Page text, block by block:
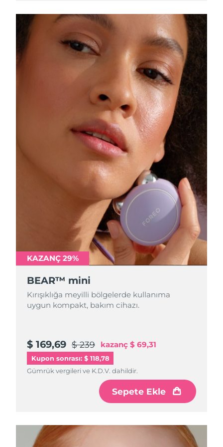
KAZANÇ 29%
BEAR™ mini
Kırışıklığa meyilli bölgelerde kullanıma
uygun kompakt, bakım cihazı.
$ 169,69 $ 239 kazanç $ 69,31
Kupon sonrası: $ 118,78
Gümrük vergileri ve K.D.V. dahildir.
Sepete Ekle
Slovakya Tahmini teslim tarihi8/9/26
Slovenya Tahmini teslim tarihi 8/9/26
Güney Afrika Tahmini teslim tarihi8/17/26
Tahmini teslim tarihi 8/11/26
Tahmini teslim tarihi 8/9/26
Tahmini teslim tarihi 8/9/26
Tahmini teslim tarihi
Tahmini teslim tarihi8/14/26
Tahmini teslim tarihi8/13/26
Tahmini teslim tarihi 8/10/26
Birleşik Arap
Emirlikleri
Tahmini teslim tarihi8/10/26
Birleşik Krallık
Amerika Birleşik
Özbekistan Tahmini teslim tarihi
Vietnam Tahmini teslim tarihi